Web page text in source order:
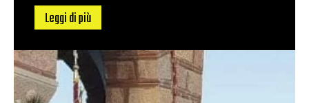
Leggi di più